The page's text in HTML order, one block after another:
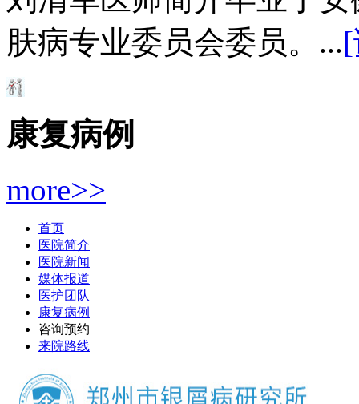
肤病专业委员会委员。...
康复病例
more>>
首页
医院简介
医院新闻
媒体报道
医护团队
康复病例
咨询预约
来院路线